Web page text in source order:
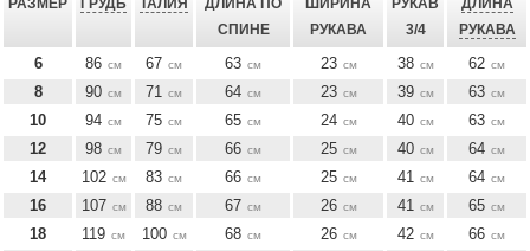
СПИНЕ
РУКАВА
3/4
РУКАВА
6 86 см 67 см 63 см 23 см 38 см 62 см
8 90 см 71 см 64 см 23 см 39 см 63 см
10 94 см 75 см 65 см 24 см 40 см 63 см
12 98 см 79 см 66 см 25 см 40 см 64 см
14 102 см 83 см 66 см 25 см 41 см 64 см
16 107 см 88 см 67 см 26 см 41 см 65 см
18 119 см 100 см 68 см 26 см 42 см 66 см